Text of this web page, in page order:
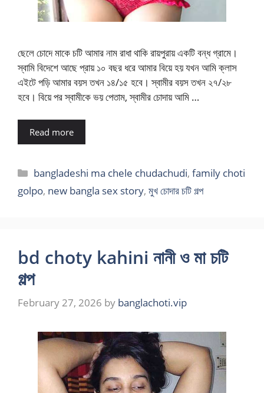
ছেলে চোদে মাকে চটি আমার নাম রাধা থাকি রায়পুরায় একটি বন্ধ গ্রামে।
স্বামি বিদেশে আছে প্রায় ১০ বছর ধরে আমার বিয়ে হয় যখন আমি ক্লাস
এইটে পড়ি আমার বয়স তখন ১৪/১৫ হবে। স্বামীর বয়স তখন ২৭/২৮
হবে। বিয়ে পর স্বামীকে ভয় পেতাম, স্বামীর চোদায় আমি …
Read more
Categories
bangladeshi ma chele chudachudi,family choti
golpo, new bangla sex story, মুখ চোদার চটি গল্প
bd choty kahini নানী ও মা চটি
গল্প
February 27, 2026 by banglachoti.vip